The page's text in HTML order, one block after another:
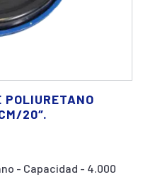
POLIURETANO
20″.
- Capacidad - 4.000